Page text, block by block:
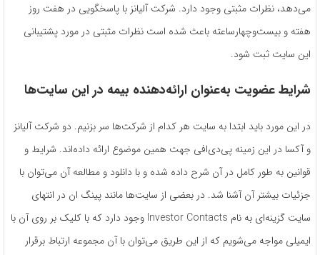
می‌دهد، نظرات مثبتی وجود دارد. شرکت آلیانز با پاسخگویی در هفت روز
هفته و بیست‌وچهارساعته باعث شده است نظرات مثبتی در مورد پشتیبانی
این سایت ثبت شود.
شرایط عضویت به‌عنوان ارائه‌دهنده بیمه در این سایت‌ها
در این مورد باید ابتدا به سایت هر کدام از شرکت‌ها سر بزنیم. دو شرکت آلیانز
و آکسا در این زمینه پی‌دی‌افی جهت همین موضوع ارائه داده‌اند. شرایط و
قوانین به طور کامل در آن شرح داده شده و با دانلود و مطالعه آن می‌توان با
جزئیات بیشتر آن آشنا شد. در بعضی از سایت‌ها مانند پینگ ان در انتهای
سایت گزینه‌ای به نام Investor Contacts وجود دارد که با کلیک بر روی آن با
ایمیلی مواجه می‌شویم که از این طریق می‌توان با آن مجموعه ارتباط برقرار